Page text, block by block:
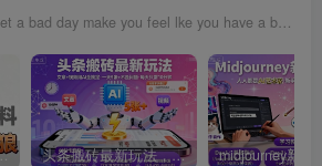
Don’t let a bad day make you feel lke you have a bad lfe.
，操作简单，变现天花板非常高 头条搬砖最新玩法，文章+视频用AI全搞定，一天5张+不是问题，每天只需10分钟